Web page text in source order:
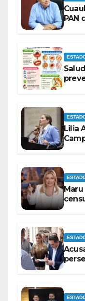
PAN
Lilia